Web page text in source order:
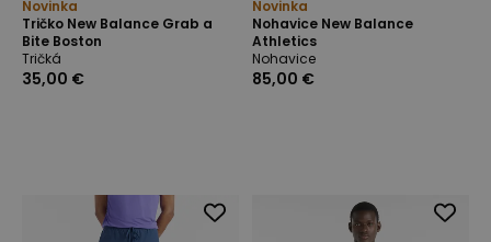
Novinka
Tričko New Balance Grab a
Bite Boston
Tričká
35,00 €
Novinka
Nohavice New Balance
Athletics
Nohavice
85,00 €